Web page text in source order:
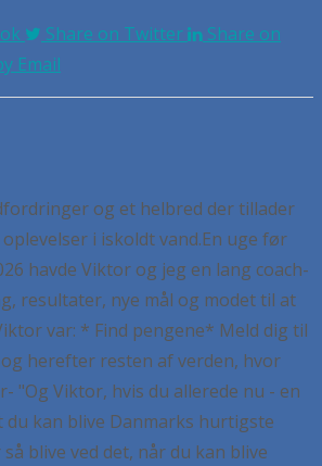
Share on Twitter
Share on
Email
og et helbred der tillader
i iskoldt vand.En uge før
havde Viktor og jeg en lang coach-
resultater, nye mål og modet til at
var: * Find pengene* Meld dig til
herefter resten af verden, hvor
- "Og Viktor, hvis du allerede nu - en
du kan blive Danmarks hurtigste
blive ved det, når du kan blive